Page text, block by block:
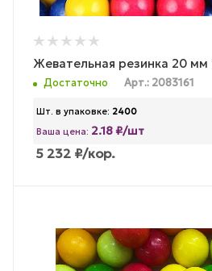
Жевательная резинка 20 мм
Достаточно Арт.: 2083161
Шт. в упаковке: 2400
Ваша цена: 2.18 ₽/шт
5 232 ₽/кор.